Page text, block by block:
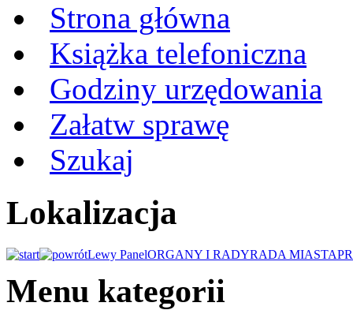
Strona główna
Książka telefoniczna
Godziny urzędowania
Załatw sprawę
Szukaj
Lokalizacja
Lewy PanelORGANY I RADYRADA MIASTA
Menu kategorii